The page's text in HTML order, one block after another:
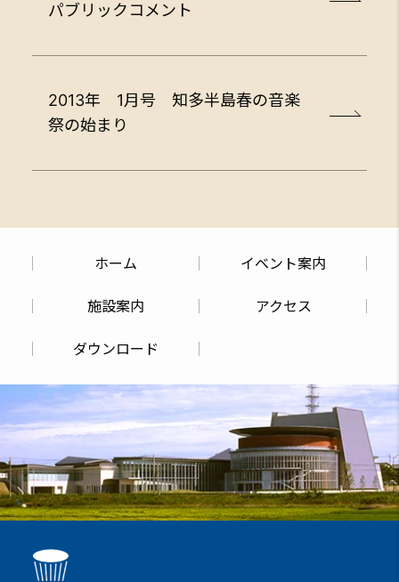
パブリックコメント
2013年 1月号 知多半島春の音楽
祭の始まり
ホーム イベント案内
施設案内 アクセス
ダウンロード